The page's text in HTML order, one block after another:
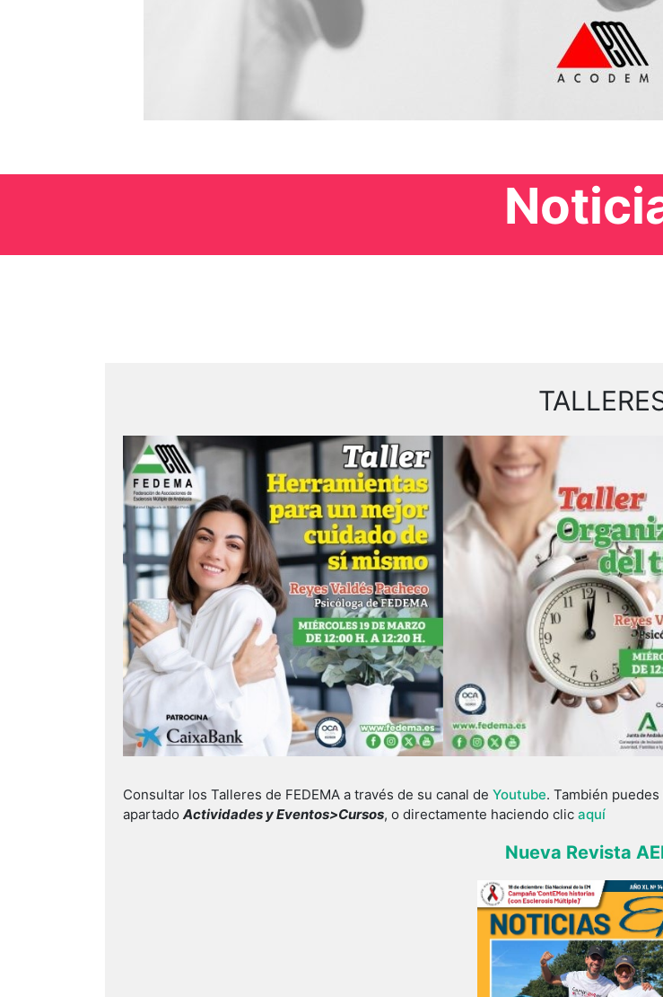
Consultar los Talleres de FEDEMA a través de su canal de Youtube. También
apartado Actividades y Eventos>Cursos, o directamente haciendo clic aquí
Nueva Revista